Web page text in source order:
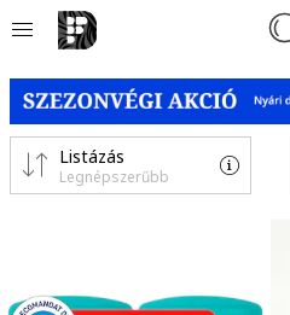
Listázás
Legnépszerűbb